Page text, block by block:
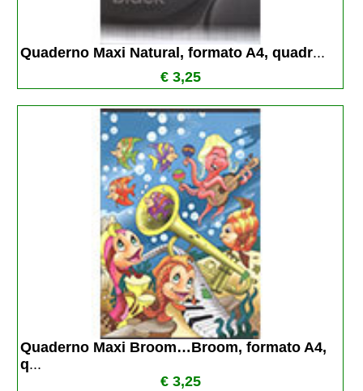
Quaderno Maxi Natural, formato A4, quadr...
€ 3,25
Quaderno Maxi Broom…Broom, formato A4,
q...
€ 3,25